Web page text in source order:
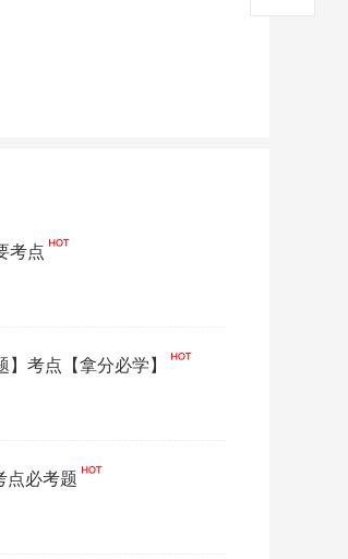
考点
考点【拿分必学】
点必考题